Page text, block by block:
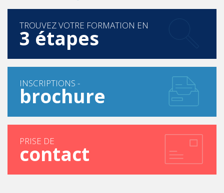
3 étapes
brochure
contact